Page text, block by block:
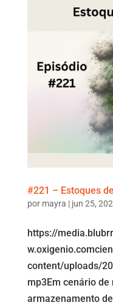
#221 – Estoques
por mayra | jun 25,
https://
content/uploads/
mp3Em cenário
armazenamento